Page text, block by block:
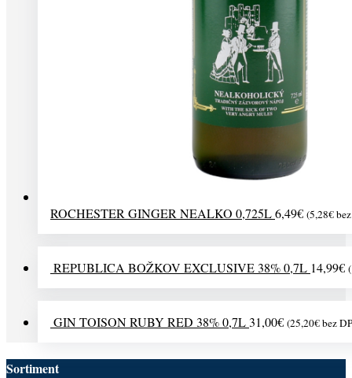
ROCHESTER GINGER NEALKO 0,725L6,49€ (5,28€
REPUBLICA BOŽKOV EXCLUSIVE 38% 0,7L 14,99€ (
GIN TOISON RUBY RED 38% 0,7L31,00€ (25,20€bez
Sortiment